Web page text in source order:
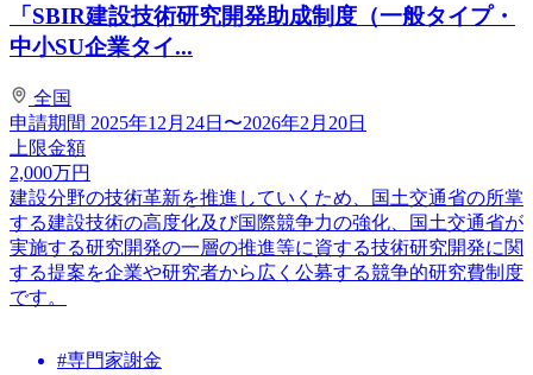
「SBIR建設技術研究開発助成制度（一般タイプ・
中小SU企業タイ...
全国
申請期間 2025年12月24日〜2026年2月20日
上限金額
2,000万円
建設分野の技術革新を推進していくため、国土交通省の所掌
する建設技術の高度化及び国際競争力の強化、国土交通省が
実施する研究開発の一層の推進等に資する技術研究開発に関
する提案を企業や研究者から広く公募する競争的研究費制度
です。
#専門家謝金